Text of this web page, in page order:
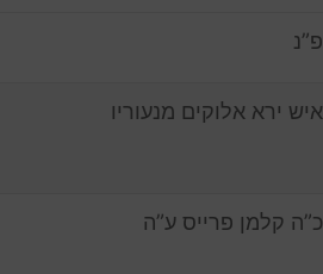
פ”נ
איש ירא אלוקים מנעוריו
כ”ה קלמן פרייס ע”ה